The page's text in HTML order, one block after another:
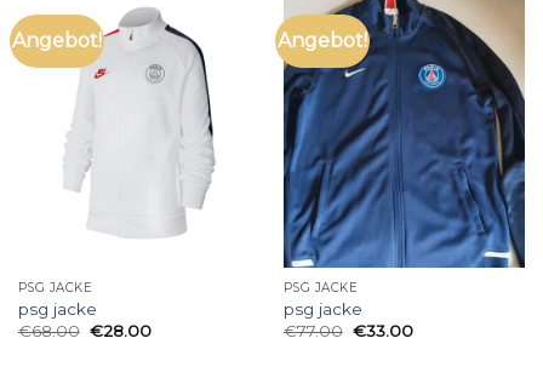
Angebot!
PSG JACKE
psg jacke
€68.00 €28.00
Angebot!
PSG JACKE
psg jacke
€77.00 €33.00